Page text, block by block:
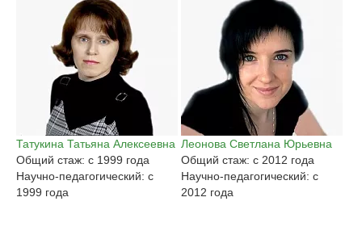
Татукина Татьяна Алексеевна
Общий стаж: с 1999 года
Научно-педагогический: с
1999 года
Леонова Светлана Юрьевна
Общий стаж: с 2012 года
Научно-педагогический: с
2012 года